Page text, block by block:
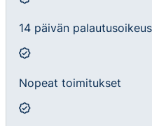
14 päivän palautusoikeus
Nopeat toimitukset